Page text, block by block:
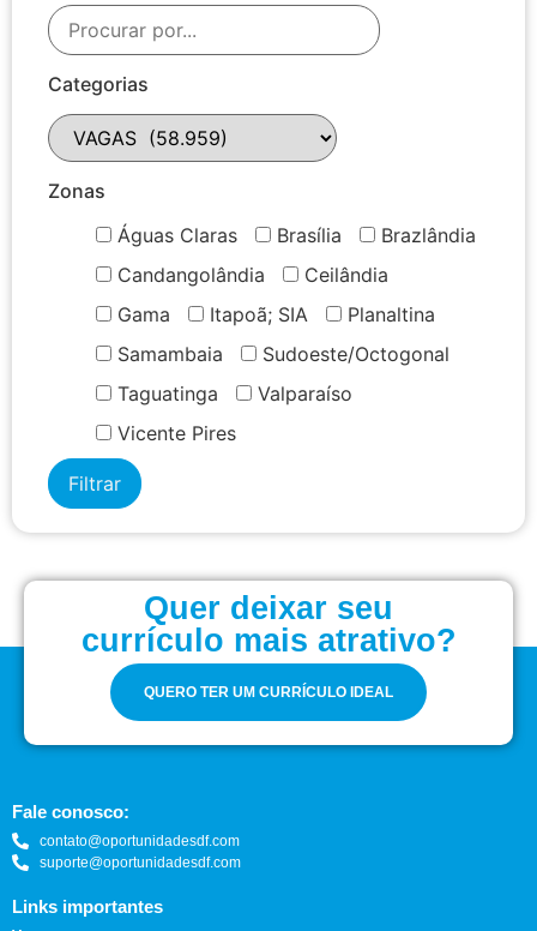
Categorias
Zonas
Águas Claras
Brasília
Brazlândia
Candangolândia
Ceilândia
Gama
Itapoã; SIA
Planaltina
Samambaia
Sudoeste/Octogonal
Taguatinga
Valparaíso
Vicente Pires
Quer deixar seu
currículo mais atrativo?
QUERO TER UM CURRÍCULO IDEAL
Fale conosco:
contato@oportunidadesdf.com
suporte@oportunidadesdf.com
Links importantes